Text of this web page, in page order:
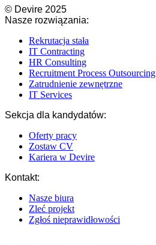
© Devire 2025​
Nasze rozwiązania:
Rekrutacja stała
IT Contracting​
HR Consulting​
Recruitment Process Outsourcing​
Zatrudnienie zewnętrzne
IT Services​
Sekcja dla kandydatów:
Oferty pracy
Zostaw CV
Kariera w Devire
Kontakt:
Nasze biura
Zleć projekt
Zgłoś nieprawidłowości